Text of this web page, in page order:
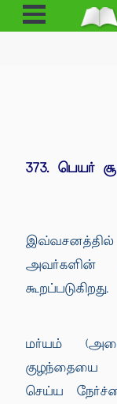
Open
Menu
373. பெயர்
அவர்களின்
கூறப்படுகிறது.
மர்யம்
செய்ய